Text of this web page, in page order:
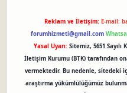
Reklam ve İletişim: E-mail:
forumhizmeti@gmail.com
Yasal Uyarı: Sitemiz, 5651
İletişim Kurumu (BTK) tarafından
vermektedir. Bu nedenle, sitedeki
araştırma yükümlülüğümüz